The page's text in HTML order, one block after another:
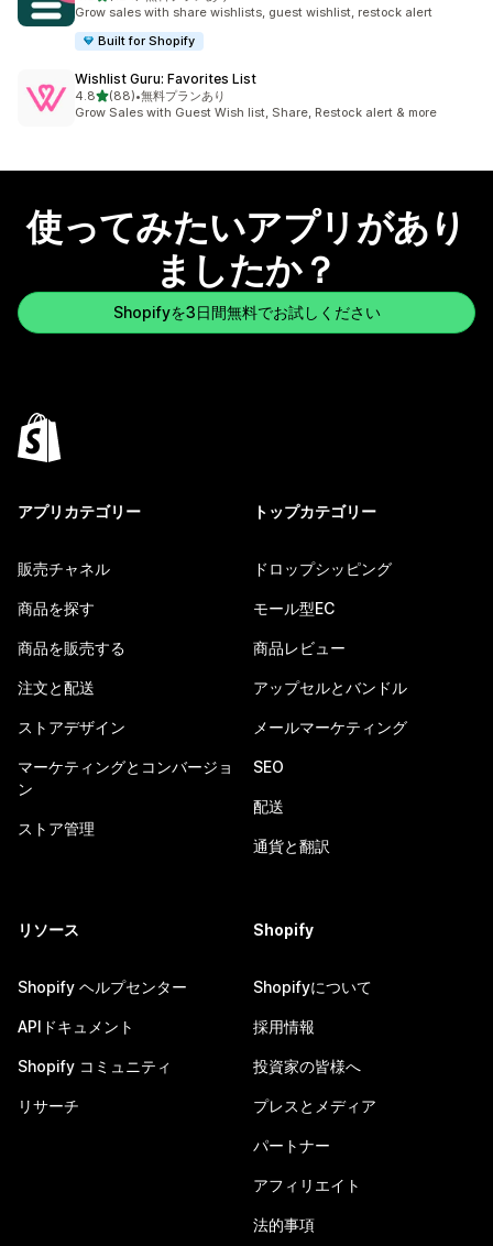
Grow sales with share wishlists, guest wishlist, restock alert
Built for Shopify
Wishlist Guru: Favorites List
4.85つ星中
(88)
合計レビュー数：88件
•無料プランあり
Grow Sales with Guest Wish list, Share, Restock alert & more
使ってみたいアプリがあり
ましたか？
Shopifyを3日間無料でお試しください
アプリカテゴリー
販売チャネル
商品を探す
商品を販売する
注文と配送
ストアデザイン
マーケティングとコンバージョ
ン
ストア管理
トップカテゴリー
ドロップシッピング
モール型EC
商品レビュー
アップセルとバンドル
メールマーケティング
SEO
配送
通貨と翻訳
リソース
Shopify ヘルプセンター
APIドキュメント
Shopify コミュニティ
リサーチ
Shopify
Shopifyについて
採用情報
投資家の皆様へ
プレスとメディア
パートナー
アフィリエイト
法的事項